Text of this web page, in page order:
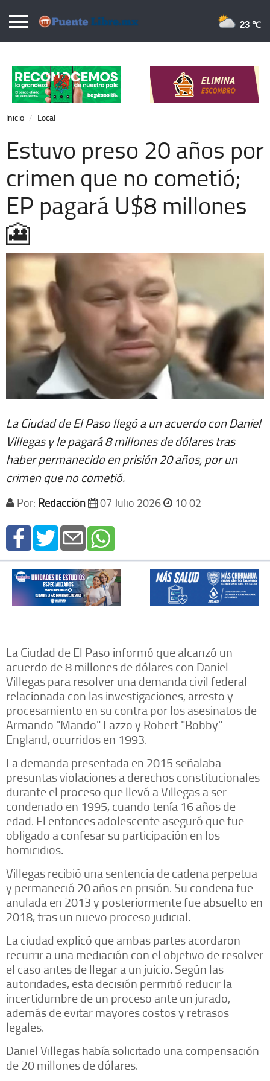
Puentelibre.mx
Local
Nacional
Opinión
Cronos
Economía
Espectáculos
Deportes
Extra +
23 ℃
Inicio Local
Estuvo preso 20 años por
crimen que no cometió;
EP pagará U$8 millones
🎦
La Ciudad de El Paso llegó a un acuerdo con Daniel
Villegas y le pagará 8 millones de dólares tras
haber permanecido en prisión 20 años, por un
crimen que no cometió.
Por: Redacción 07 Julio 2026 10 02
La Ciudad de El Paso informó que alcanzó un
acuerdo de 8 millones de dólares con Daniel
Villegas para resolver una demanda civil federal
relacionada con las investigaciones, arresto y
procesamiento en su contra por los asesinatos de
Armando "Mando" Lazzo y Robert "Bobby"
England, ocurridos en 1993.
La demanda presentada en 2015 señalaba
presuntas violaciones a derechos constitucionales
durante el proceso que llevó a Villegas a ser
condenado en 1995, cuando tenía 16 años de
edad. El entonces adolescente aseguró que fue
obligado a confesar su participación en los
homicidios.
Villegas recibió una sentencia de cadena perpetua
y permaneció 20 años en prisión. Su condena fue
anulada en 2013 y posteriormente fue absuelto en
2018, tras un nuevo proceso judicial.
La ciudad explicó que ambas partes acordaron
recurrir a una mediación con el objetivo de resolver
el caso antes de llegar a un juicio. Según las
autoridades, esta decisión permitió reducir la
incertidumbre de un proceso ante un jurado,
además de evitar mayores costos y retrasos
legales.
Daniel Villegas había solicitado una compensación
de 20 millones de dólares.